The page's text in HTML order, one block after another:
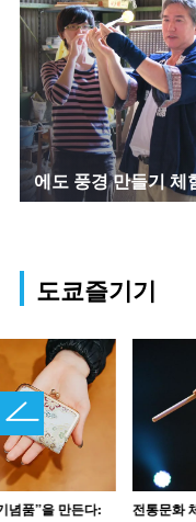
에도 풍경 만들기 체
도쿄즐기기
념품”을 만든다:
전통문화